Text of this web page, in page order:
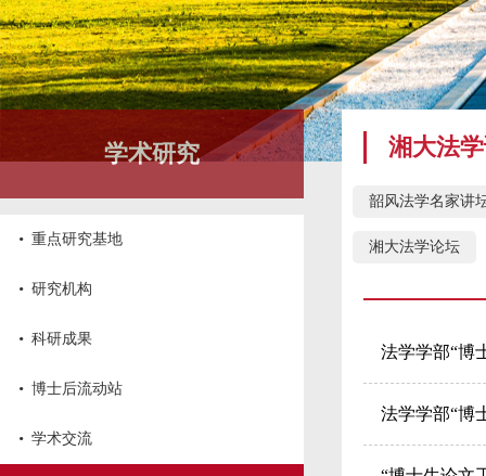
学术研究
· 重点研究基地
· 研究机构
· 科研成果
· 博士后流动站
· 学术交流
湘大法
韶风法学名家讲
湘大法学论坛
法学学部“博
法学学部“博